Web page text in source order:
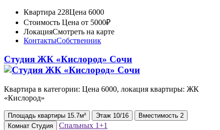
Квартира 228Цена 6000
Стоимость Цена от 5000₽
ЛокацияСмотреть на карте
КонтактыСобственник
Студия ЖК «Кислород» Сочи
Квартира в категории: Цена 6000, локация квартиры: ЖК
«Кислород»
Площадь квартиры 15.7м² Этаж 10/16 Вместимость 2
Комнат Студия Спальных 1+1